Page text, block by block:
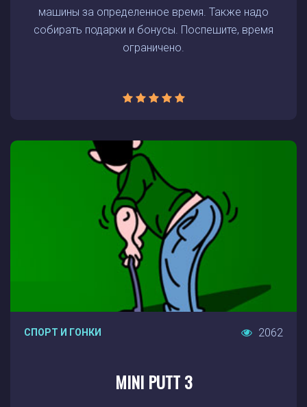
машины за определенное время. Также надо
собирать подарки и бонусы. Поспешите, время
ограничено.
СПОРТ И ГОНКИ 2062
MINI PUTT 3